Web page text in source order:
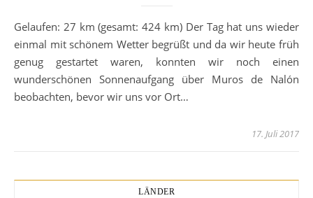
Gelaufen: 27 km (gesamt: 424 km) Der Tag hat uns wieder
einmal mit schönem Wetter begrüßt und da wir heute früh
genug gestartet waren, konnten wir noch einen
wunderschönen Sonnenaufgang über Muros de Nalón
beobachten, bevor wir uns vor Ort…
17. Juli 2017
LÄNDER